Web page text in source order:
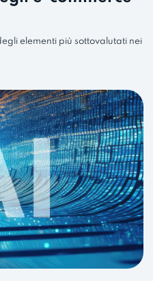
elementi più sottovalutati nei